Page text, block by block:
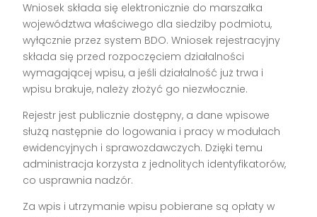
Wniosek składa się elektronicznie do marszałka
województwa właściwego dla siedziby podmiotu,
wyłącznie przez system BDO. Wniosek rejestracyjny
składa się przed rozpoczęciem działalności
wymagającej wpisu, a jeśli działalność już trwa i
wpisu brakuje, należy złożyć go niezwłocznie.
Rejestr jest publicznie dostępny, a dane wpisowe
służą następnie do logowania i pracy w modułach
ewidencyjnych i sprawozdawczych. Dzięki temu
administracja korzysta z jednolitych identyfikatorów,
co usprawnia nadzór.
Za wpis i utrzymanie wpisu pobierane są opłaty w